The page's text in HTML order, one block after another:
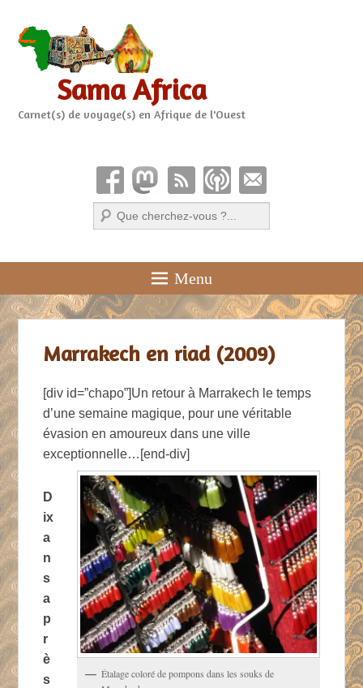
Sama Africa
Carnet(s) de voyage(s) en Afrique de l'Ouest
Recherche
Menu
Marrakech en riad (2009)
[div id=”chapo”]Un retour à Marrakech le temps
d’une semaine magique, pour une véritable
évasion en amoureux dans une ville
exceptionnelle…[end-div]
Étalage coloré de pompons dans les souks de
D
ix
a
n
s
a
p
r
è
s